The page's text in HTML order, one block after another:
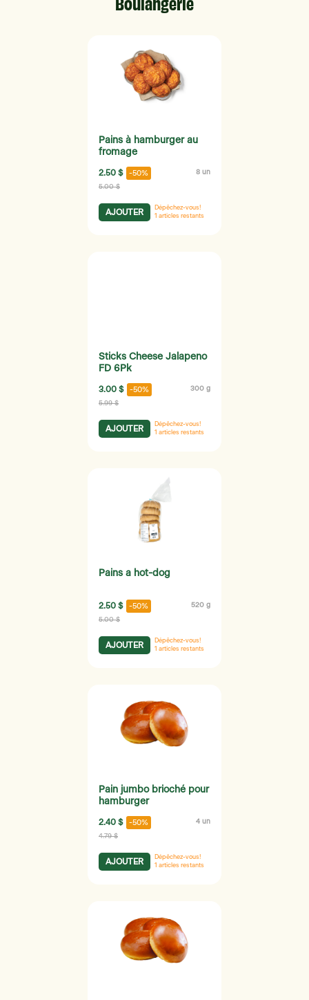
Pains à hamburger au
fromage
2.50 $ -50% 8 un
5.00 $
AJOUTER
Dépêchez-vous!
1 articles restants
Sticks Cheese Jalapeno
FD 6Pk
3.00 $ -50% 300 g
5.99 $
AJOUTER
Dépêchez-vous!
1 articles restants
Pains a hot-dog
2.50 $ -50% 520 g
5.00 $
AJOUTER
Dépêchez-vous!
1 articles restants
Pain jumbo brioché pour
hamburger
2.40 $ -50% 4 un
4.79 $
AJOUTER
Dépêchez-vous!
1 articles restants